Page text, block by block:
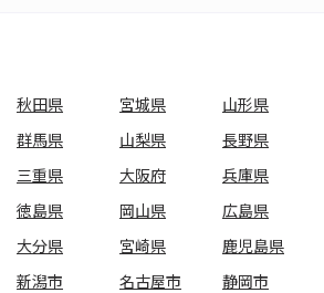
秋田県 宮城県 山形県
群馬県 山梨県 長野県
三重県 大阪府 兵庫県
徳島県 岡山県 広島県
大分県 宮崎県 鹿児島県
新潟市 名古屋市 静岡市